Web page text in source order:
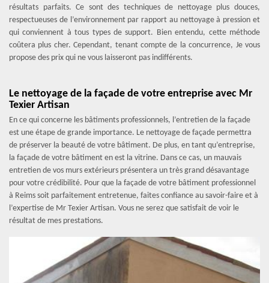
résultats parfaits. Ce sont des techniques de nettoyage plus douces,
respectueuses de l’environnement par rapport au nettoyage à pression et
qui conviennent à tous types de support. Bien entendu, cette méthode
coûtera plus cher. Cependant, tenant compte de la concurrence, Je vous
propose des prix qui ne vous laisseront pas indifférents.
Le nettoyage de la façade de votre entreprise avec Mr
Texier Artisan
En ce qui concerne les bâtiments professionnels, l’entretien de la façade
est une étape de grande importance. Le nettoyage de façade permettra
de préserver la beauté de votre bâtiment. De plus, en tant qu’entreprise,
la façade de votre bâtiment en est la vitrine. Dans ce cas, un mauvais
entretien de vos murs extérieurs présentera un très grand désavantage
pour votre crédibilité. Pour que la façade de votre bâtiment professionnel
à Reims soit parfaitement entretenue, faites confiance au savoir-faire et à
l’expertise de Mr Texier Artisan. Vous ne serez que satisfait de voir le
résultat de mes prestations.